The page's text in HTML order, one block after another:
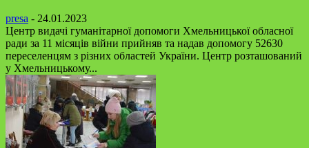
presa - 24.01.2023
Центр видачі гуманітарної допомоги Хмельницької обласної
ради за 11 місяців війни прийняв та надав допомогу 52630
переселенцям з різних областей України. Центр розташований
у Хмельницькому...